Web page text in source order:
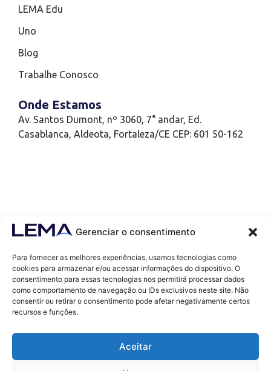
Gerenciar o consentimento
Para fornecer as melhores experiências, usamos tecnologias como
cookies para armazenar e/ou acessar informações do dispositivo. O
consentimento para essas tecnologias nos permitirá processar dados
como comportamento de navegação ou IDs exclusivos neste site. Não
consentir ou retirar o consentimento pode afetar negativamente certos
recursos e funções.
Aceitar
LEMA Edu
Uno
Blog
Trabalhe Conosco
Onde Estamos
Av. Santos Dumont, nº 3060, 7° andar, Ed.
Casablanca, Aldeota, Fortaleza/CE CEP: 601 50-162
Contatos
contato@lemaef.com.br
(85) 99868-3664